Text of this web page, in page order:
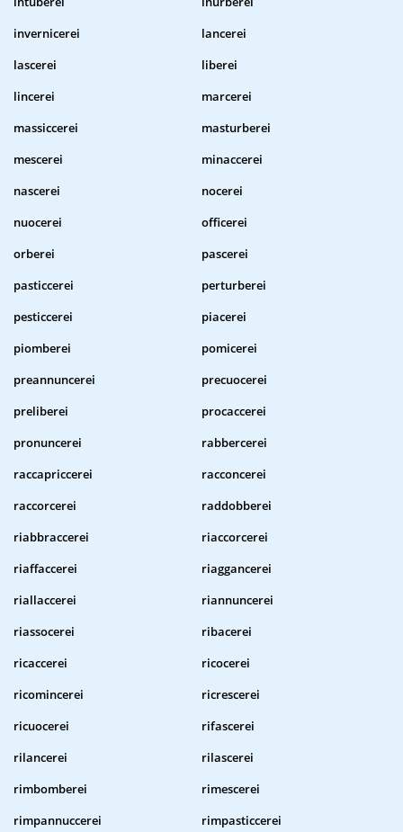
invernicerei
lancerei
lascerei
liberei
lincerei
marcerei
massiccerei
masturberei
mescerei
minaccerei
nascerei
nocerei
nuocerei
officerei
orberei
pascerei
pasticcerei
perturberei
pesticcerei
piacerei
piomberei
pomicerei
preannuncerei
precuocerei
preliberei
procaccerei
pronuncerei
rabbercerei
raccapriccerei
racconcerei
raccorcerei
raddobberei
riabbraccerei
riaccorcerei
riaffaccerei
riaggancerei
riallaccerei
riannuncerei
riassocerei
ribacerei
ricaccerei
ricocerei
ricomincerei
ricrescerei
ricuocerei
rifascerei
rilancerei
rilascerei
rimbomberei
rimescerei
rimpannuccerei
rimpasticcerei